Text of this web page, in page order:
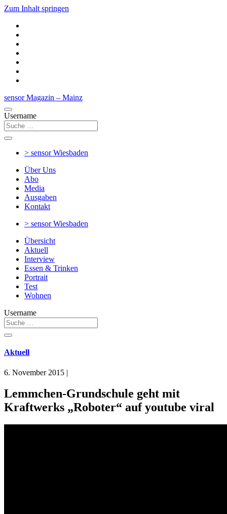
Zum Inhalt springen
sensor Magazin – Mainz
Username
> sensorWiesbaden
Über Uns
Abo
Media
Ausgaben
Kontakt
> sensorWiesbaden
Übersicht
Aktuell
Interview
Essen & Trinken
Portrait
Test
Wohnen
Username
Aktuell
6. November 2015 |
Lemmchen-Grundschule geht mit
Kraftwerks „Roboter“ auf youtube viral